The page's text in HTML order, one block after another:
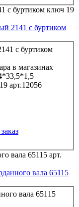
2141 с буртиком
в магазинах
арт.12056
вала 65115